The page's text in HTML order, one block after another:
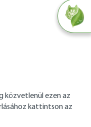
közvetlenül ezen az
kattintson az